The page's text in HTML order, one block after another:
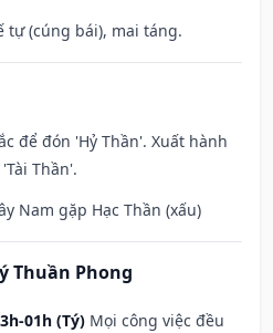
tự (cúng bái), mai táng.
để đón 'Hỷ Thần'. Xuất hành
Thần'.
Nam gặp Hạc Thần (xấu)
Thuần Phong
01h (Tý) Mọi công việc đều